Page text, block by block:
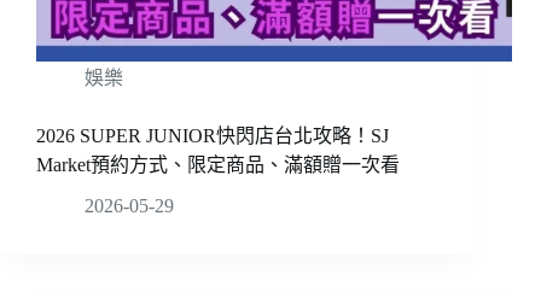
娛樂
2026 SUPER JUNIOR快閃店台北攻略！SJ
Market預約方式、限定商品、滿額贈一次看
2026-05-29